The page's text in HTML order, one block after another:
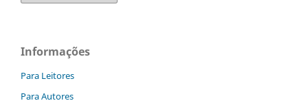
Informações
Para Leitores
Para Autores